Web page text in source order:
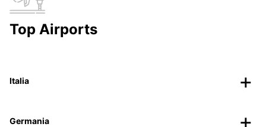
Top Airports
Italia
Germania